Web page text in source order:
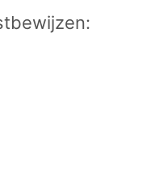
ID opvolgen via
voor
mijn TaskFlow